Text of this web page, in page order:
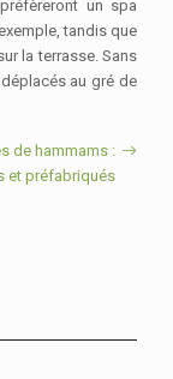
un spa
tandis que
la terrasse. Sans
au gré de
de hammams :
et préfabriqués